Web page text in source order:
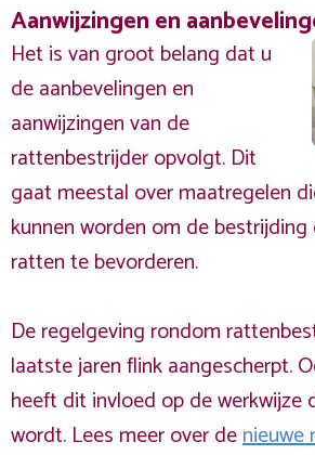
Aanwijzingen en
Het is van groot belang dat u
de aanbevelingen en
aanwijzingen van de
rattenbestrijder opvolgt. Dit
gaat meestal over maatregelen
kunnen worden om de
ratten te bevorderen.
De regelgeving rondom
laatste jaren flink aangescherpt.
heeft dit invloed op de werkwijze
wordt. Lees meer over denieuwe